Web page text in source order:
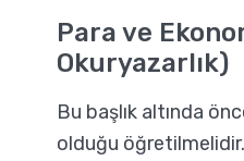
Para ve
Okuryazarlık)
Bu başlık altında
olduğu öğretilmelidir.